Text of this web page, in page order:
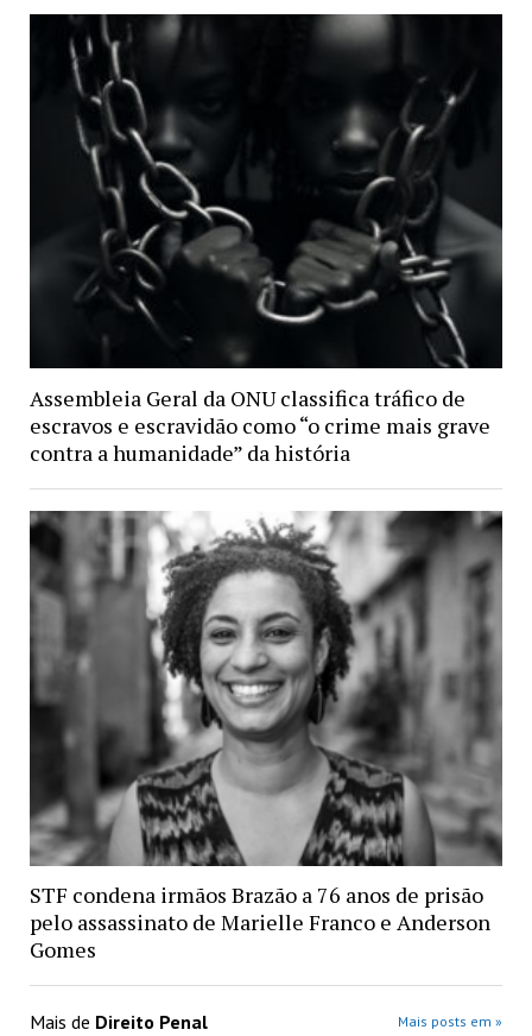
Assembleia Geral da ONU classifica tráfico de
escravos e escravidão como “o crime mais grave
contra a humanidade” da história
STF condena irmãos Brazão a 76 anos de prisão
pelo assassinato de Marielle Franco e Anderson
Gomes
Mais de Direito Penal Mais posts em »